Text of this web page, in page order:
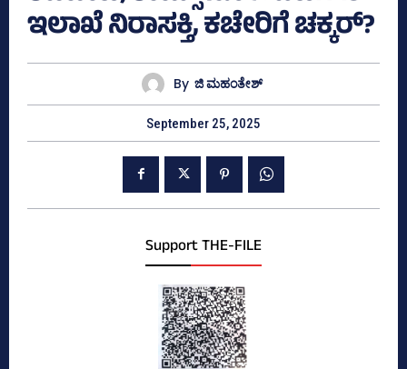
ಇಲಾಖೆ ನಿರಾಸಕ್ತಿ, ಕಚೇರಿಗೆ ಚಕ್ಕರ್?
By ಜಿ ಮಹಂತೇಶ್
September 25, 2025
Support THE-FILE